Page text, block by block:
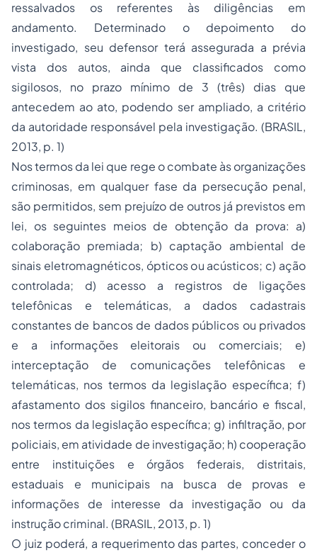
ressalvados os referentes às diligências em
andamento. Determinado o depoimento do
investigado, seu defensor terá assegurada a prévia
vista dos autos, ainda que classificados como
sigilosos, no prazo mínimo de 3 (três) dias que
antecedem ao ato, podendo ser ampliado, a critério
da autoridade responsável pela investigação. (BRASIL,
2013, p. 1)
Nos termos da lei que rege o combate às organizações
criminosas, em qualquer fase da persecução penal,
são permitidos, sem prejuízo de outros já previstos em
lei, os seguintes meios de obtenção da prova: a)
colaboração premiada; b) captação ambiental de
sinais eletromagnéticos, ópticos ou acústicos; c) ação
controlada; d) acesso a registros de ligações
telefônicas e telemáticas, a dados cadastrais
constantes de bancos de dados públicos ou privados
e a informações eleitorais ou comerciais; e)
interceptação de comunicações telefônicas e
telemáticas, nos termos da legislação específica; f)
afastamento dos sigilos financeiro, bancário e fiscal,
nos termos da legislação específica; g) infiltração, por
policiais, em atividade de investigação; h) cooperação
entre instituições e órgãos federais, distritais,
estaduais e municipais na busca de provas e
informações de interesse da investigação ou da
instrução criminal. (BRASIL, 2013, p. 1)
O juiz poderá, a requerimento das partes, conceder o